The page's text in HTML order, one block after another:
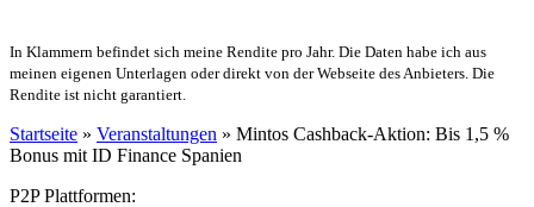
In Klammern befindet sich meine Rendite pro Jahr. Die Daten habe ich aus
meinen eigenen Unterlagen oder direkt von der Webseite des Anbieters. Die
Rendite ist nicht garantiert.
Startseite » Veranstaltungen » Mintos Cashback-Aktion: Bis 1,5 %
Bonus mit ID Finance Spanien
P2P Plattformen: